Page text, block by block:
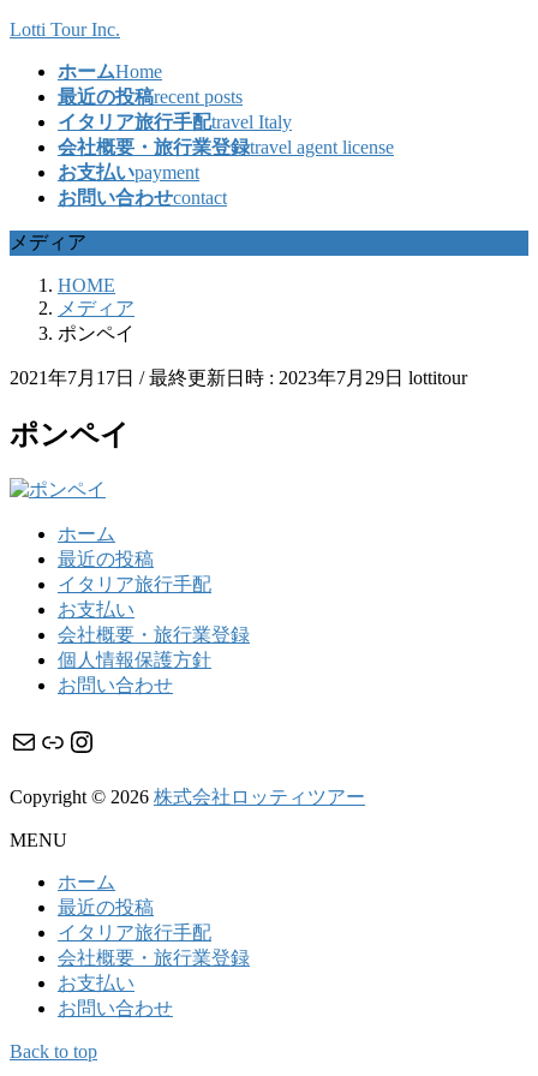
コ
ッ
プ
ナ
移
動
Lotti Tour Inc.
ホームHome
最近の投稿recent posts
イタリア旅行手配travel Italy
会社概要・旅行業登録travel agent license
お支払いpayment
お問い合わせcontact
メディア
HOME
メディア
ポンペイ
2021年7月17日 / 最終更新日時 : 2023年7月29日 lottitour
ポンペイ
ホーム
最近の投稿
イタリア旅行手配
お支払い
会社概要・旅行業登録
個人情報保護方針
お問い合わせ
メール リンク Instagram
Copyright © 2026 株式会社ロッティツアー
MENU
ホーム
最近の投稿
イタリア旅行手配
会社概要・旅行業登録
お支払い
お問い合わせ
Back to top